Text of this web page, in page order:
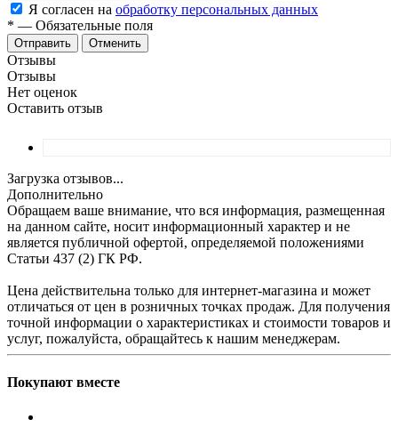
Я согласен на обработку персональных данных
* — Обязательные поля
Отменить
Отзывы
Отзывы
Нет оценок
Оставить отзыв
Загрузка отзывов...
Дополнительно
Обращаем ваше внимание, что вся информация, размещенная
на данном сайте, носит информационный характер и не
является публичной офертой, определяемой положениями
Статьи 437 (2) ГК РФ.
Цена действительна только для интернет-магазина и может
отличаться от цен в розничных точках продаж. Для получения
точной информации о характеристиках и стоимости товаров и
услуг, пожалуйста, обращайтесь к нашим менеджерам.
Покупают вместе